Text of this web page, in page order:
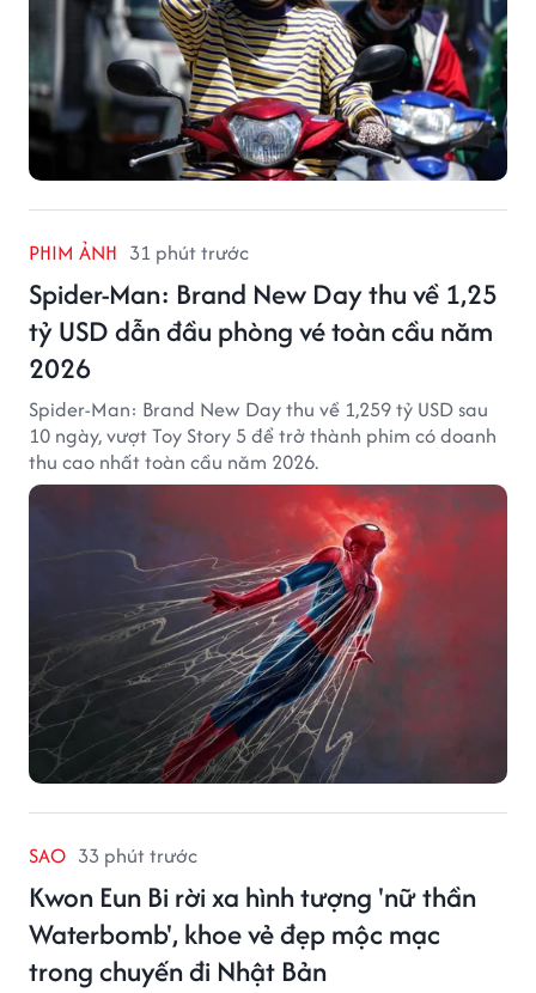
PHIM ẢNH 31 phút trước
Spider-Man: Brand New Day thu về 1,25
tỷ USD dẫn đầu phòng vé toàn cầu năm
2026
Spider-Man: Brand New Day thu về 1,259 tỷ USD sau
10 ngày, vượt Toy Story 5 để trở thành phim có doanh
thu cao nhất toàn cầu năm 2026.
SAO 33 phút trước
Kwon Eun Bi rời xa hình tượng 'nữ thần
Waterbomb', khoe vẻ đẹp mộc mạc
trong chuyến đi Nhật Bản